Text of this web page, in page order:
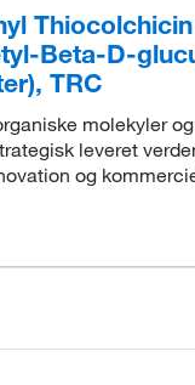
Beta-D-
TRC
molekyler
leveret
og